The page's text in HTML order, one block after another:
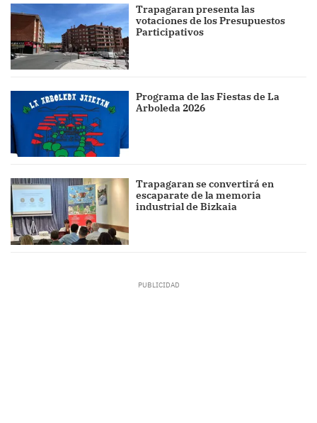
Trapagaran presenta las
votaciones de los Presupuestos
Participativos
Programa de las Fiestas de La
Arboleda 2026
Trapagaran se convertirá en
escaparate de la memoria
industrial de Bizkaia